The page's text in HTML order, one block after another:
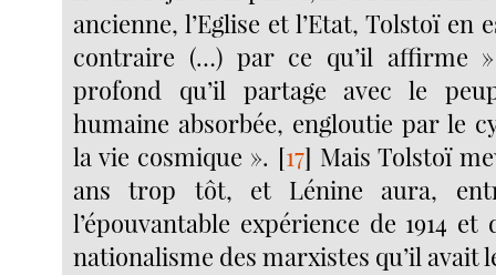
ancienne, l’Eglise et l’Etat, Tolstoï en
contraire (…) par ce qu’il affirme
profond qu’il partage avec le
humaine absorbée, engloutie par le
la vie cosmique ». [17] Mais Tolstoï
ans trop tôt, et Lénine aura,
l’épouvantable expérience de 1914
nationalisme des marxistes qu’il avait